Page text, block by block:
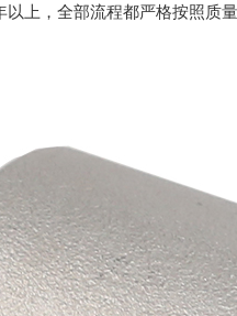
上，全部流程都严格按照质